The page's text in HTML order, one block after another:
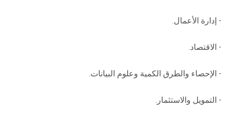
- إدارة الأعمال.
- الاقتصاد.
- الإحصاء والطرق الكمية وعلوم البيانات.
- التمويل والاستثمار.